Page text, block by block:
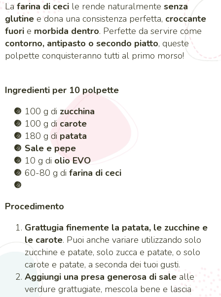
La farina di ceci le rende naturalmente senza
glutine e dona una consistenza perfetta, croccante
fuori e morbida dentro. Perfette da servire come
contorno, antipasto o secondo piatto, queste
polpette conquisteranno tutti al primo morso!
Ingredienti per 10 polpette
100 g di zucchina
100 g di carote
180 g di patata
Sale e pepe
10 g di olio EVO
60-80 g di farina di ceci
Procedimento
Grattugia finemente la patata, le zucchine e
le carote. Puoi anche variare utilizzando solo
zucchine e patate, solo zucca e patate, o solo
carote e patate, a seconda dei tuoi gusti.
Aggiungi una presa generosa di sale alle
verdure grattugiate, mescola bene e lascia